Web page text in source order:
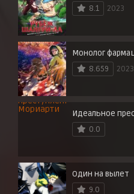
8.1
2023
Монолог
8.659
2023
Идеальное
0.0
Один на вылет
9.0